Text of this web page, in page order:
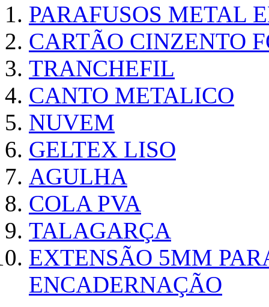
PARAFUSOS METAL
CARTÃO CINZENTO
TRANCHEFIL
CANTO METALICO
NUVEM
GELTEX LISO
AGULHA
COLA PVA
TALAGARÇA
EXTENSÃO 5MM
ENCADERNAÇÃO